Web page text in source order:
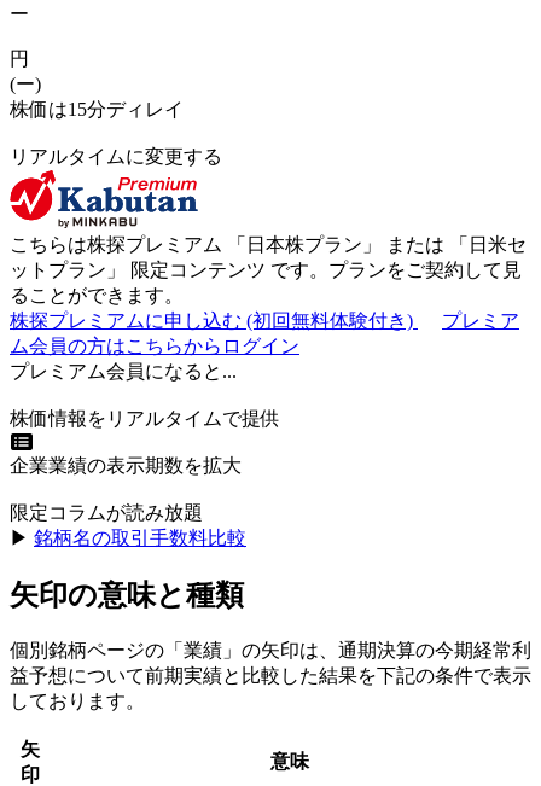
ー
円
(ー)
株価は15分ディレイ
リアルタイムに変更する
こちらは株探プレミアム 「 日本株プラン 」 または 「 日米セ
ットプラン 」 限定コンテンツ です。プランをご契約して見
ることができます。
株探プレミアムに申し込む (初回無料体験付き)
プレミア
ム会員の方はこちらからログイン
プレミアム会員になると...
株価情報をリアルタイムで提供
企業業績の表示期数を拡大
限定コラムが読み放題
▶︎ 銘柄名の取引手数料比較
矢印の意味と種類
個別銘柄ページの「業績」の矢印は、通期決算の今期経常利
益予想について前期実績と比較した結果を下記の条件で表示
しております。
矢
印
意味